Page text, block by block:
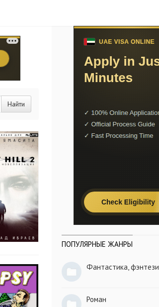
Найти
ПОПУЛЯРНЫЕ ЖАНРЫ
Фантастика, фэнтези
Роман